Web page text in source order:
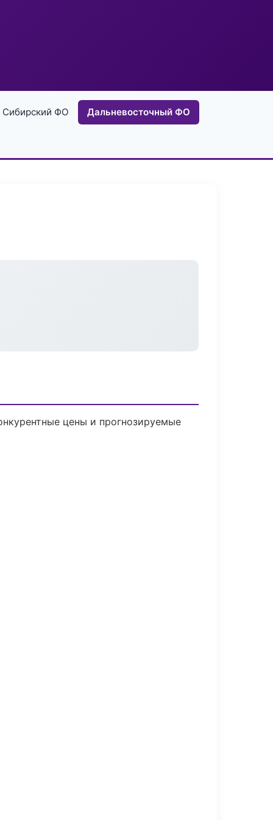
Сибирский ФО Дальневосточный ФО
цены и прогнозируемые